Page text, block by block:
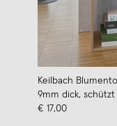
Keilbach
9mm dick,
€ 17,00